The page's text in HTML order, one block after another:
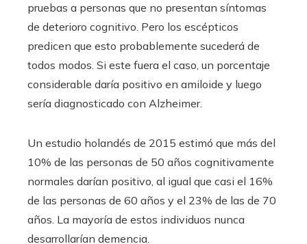
pruebas a personas que no presentan síntomas
de deterioro cognitivo. Pero los escépticos
predicen que esto probablemente sucederá de
todos modos. Si este fuera el caso, un porcentaje
considerable daría positivo en amiloide y luego
sería diagnosticado con Alzheimer.
Un estudio holandés de 2015 estimó que más del
10% de las personas de 50 años cognitivamente
normales darían positivo, al igual que casi el 16%
de las personas de 60 años y el 23% de las de 70
años. La mayoría de estos individuos nunca
desarrollarían demencia.